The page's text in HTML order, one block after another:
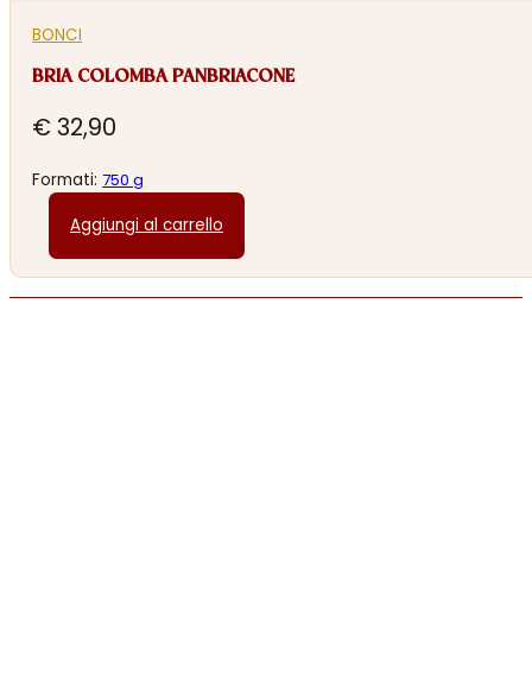
BONCI
BRIA COLOMBA PANBRIACONE
€32,90
Formati:750 g
Aggiungi al carrello